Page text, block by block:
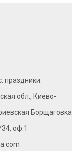
праздники.
обл., Киево-
Борщаговка
оф.1